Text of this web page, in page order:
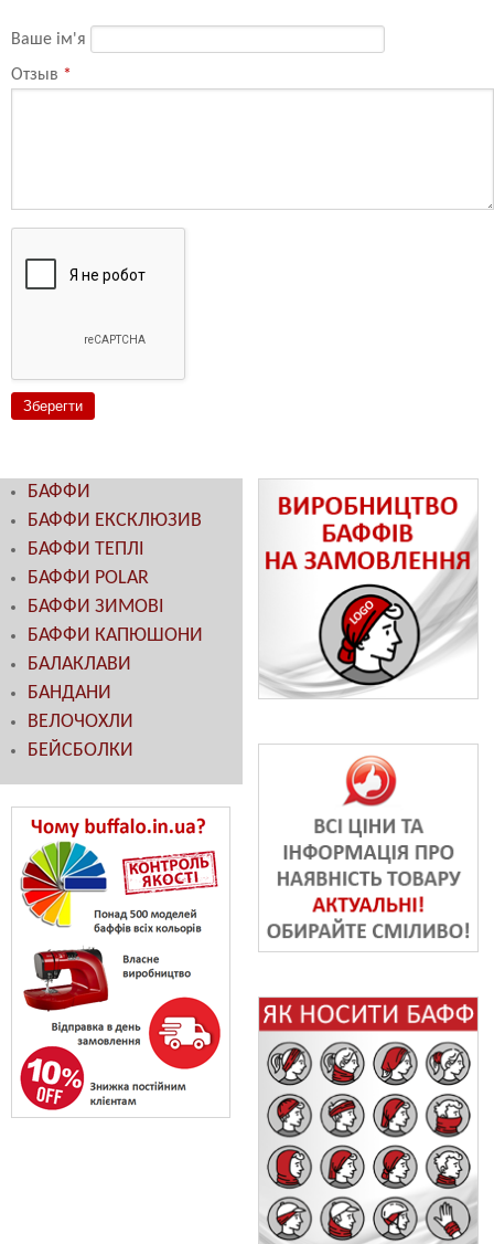
Ваше ім'я
Отзыв *
БАФФИ
БАФФИ ЕКСКЛЮЗИВ
БАФФИ ТЕПЛІ
БАФФИ POLAR
БАФФИ ЗИМОВІ
БАФФИ КАПЮШОНИ
БАЛАКЛАВИ
БАНДАНИ
ВЕЛОЧОХЛИ
БЕЙСБОЛКИ